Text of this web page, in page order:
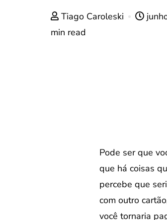
Tiago Caroleski
min read
Pode ser que
que há coisas
percebe que
com outro
você tornaria